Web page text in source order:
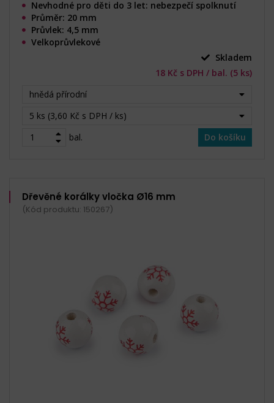
Nevhodné pro děti do 3 let: nebezpečí spolknutí
Průměr: 20 mm
Průvlek: 4,5 mm
Velkoprůvlekové
Skladem
18 Kč s DPH / bal. (5 ks)
hnědá přírodní
5 ks (3,60 Kč s DPH / ks)
bal.
Do košíku
Dřevěné korálky vločka Ø16 mm
(Kód produktu: 150267)